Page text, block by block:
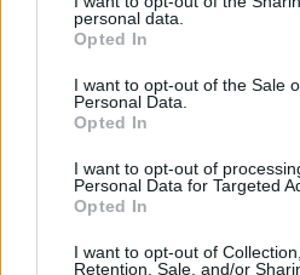
personal data.
Opted In
I want to opt-out of the Sale
Personal Data.
Opted In
I want to opt-out of
Personal Data for Targeted
Opted In
I want to opt-out of
Retention, Sale, and/or
„Acid Majolica“ ist das, was
Finger im Spiel hat. Und Iris
Fliesenhersteller, mit dem
eine Partnerschaft hat. Wer
Fliesen genauer anschaut, dem
verzogenen und
wenn man gar nicht auf Acid ist.